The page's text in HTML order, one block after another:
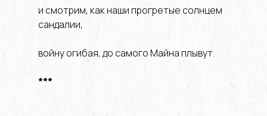
и смотрим, как наши прогретые солнцем
сандалии,
войну огибая, до самого Майна плывут.
***